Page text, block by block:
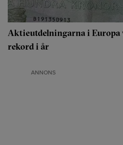
Aktieutdelningarna i Europa
rekord i år
ANNONS